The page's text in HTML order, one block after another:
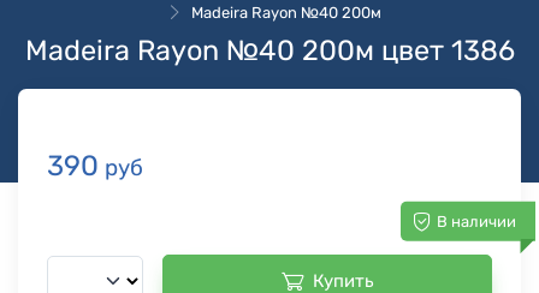
Madeira Rayon №40 200м
Madeira Rayon №40 200м цвет 1386
390 руб
В наличии
Купить